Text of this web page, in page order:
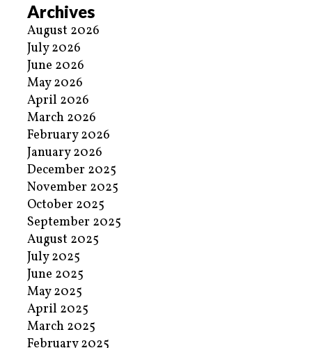
Archives
August 2026
July 2026
June 2026
May 2026
April 2026
March 2026
February 2026
January 2026
December 2025
November 2025
October 2025
September 2025
August 2025
July 2025
June 2025
May 2025
April 2025
March 2025
February 2025